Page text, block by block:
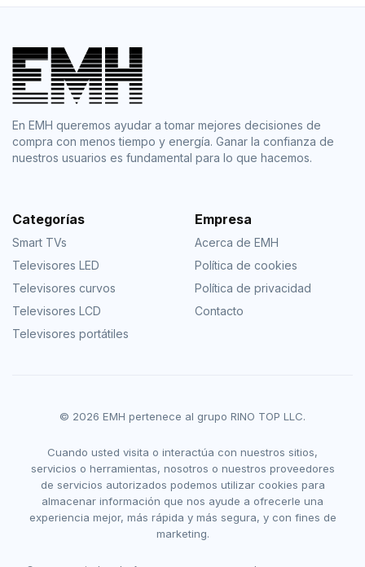
En EMH queremos ayudar a tomar mejores decisiones de
compra con menos tiempo y energía. Ganar la confianza de
nuestros usuarios es fundamental para lo que hacemos.
Categorías
Smart TVs
Televisores LED
Televisores curvos
Televisores LCD
Televisores portátiles
Empresa
Acerca de EMH
Política de cookies
Política de privacidad
Contacto
© 2026 EMH pertenece al grupo RINO TOP LLC.
Cuando usted visita o interactúa con nuestros sitios,
servicios o herramientas, nosotros o nuestros proveedores
de servicios autorizados podemos utilizar cookies para
almacenar información que nos ayude a ofrecerle una
experiencia mejor, más rápida y más segura, y con fines de
marketing.